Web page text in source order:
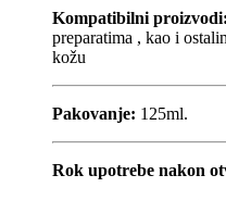
Kompatibilni proizvodi:
preparatima , kao i
kožu
Pakovanje: 125ml.
Rok upotrebe nakon